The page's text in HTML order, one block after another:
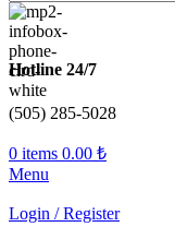
Hotline 24/7
(505) 285-5028
0 items 0.00 ₺
Menu
Login / Register